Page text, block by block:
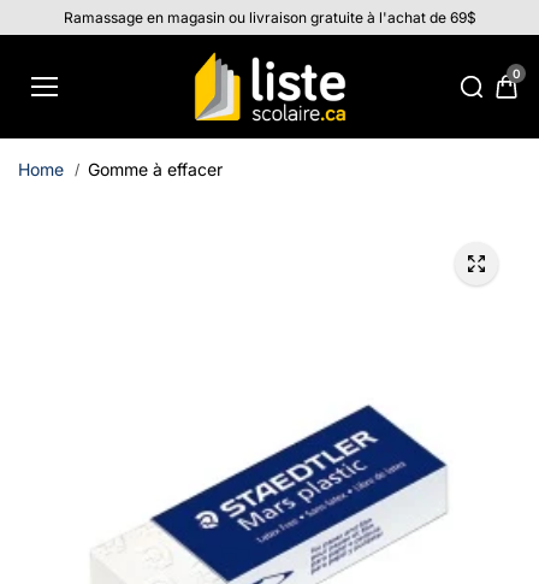
Aller au
contenu
Ramassage en magasin ou livraison gratuite à l'achat de 69$
0
Home Gomme à effacer